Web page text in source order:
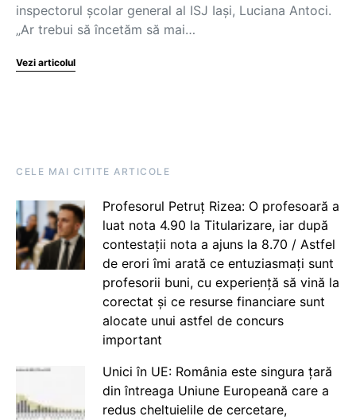
inspectorul școlar general al ISJ Iași, Luciana Antoci.
„Ar trebui să încetăm să mai…
Vezi articolul
CELE MAI CITITE ARTICOLE
Profesorul Petruț Rizea: O profesoară a
luat nota 4.90 la Titularizare, iar după
contestații nota a ajuns la 8.70 / Astfel
de erori îmi arată ce entuziasmați sunt
profesorii buni, cu experiență să vină la
corectat și ce resurse financiare sunt
alocate unui astfel de concurs
important
Unici în UE: România este singura țară
din întreaga Uniune Europeană care a
redus cheltuielile de cercetare,